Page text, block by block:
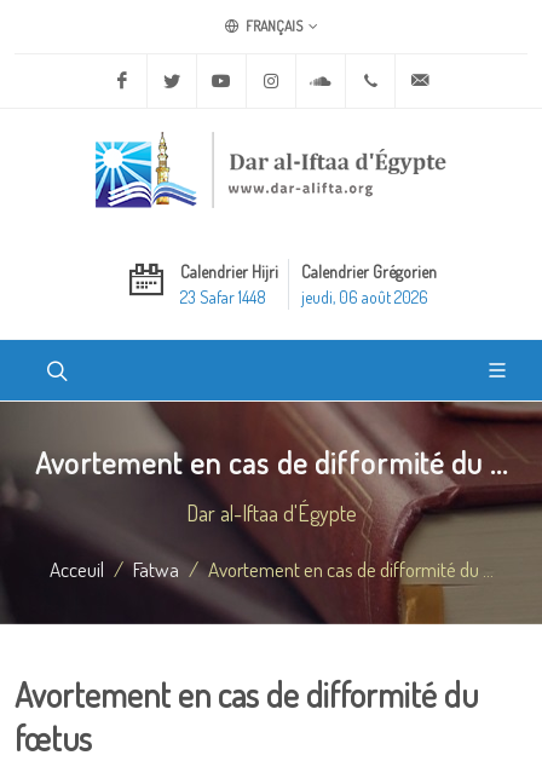
FRANÇAIS
Facebook Twitter Youtube Instagram Soundcloud+20 2 25970400
Calendrier Hijri
23 Safar 1448
Calendrier Grégorien
jeudi, 06 août 2026
Avortement en cas de difformité du ...
Dar al-Iftaa d'Égypte
Acceuil Fatwa Avortement en cas de difformité du ...
Avortement en cas de difformité du
fœtus